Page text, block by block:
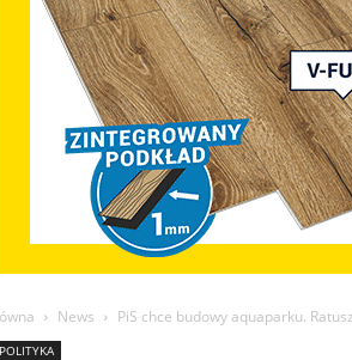
News PiS chce budowy aquaparku.
POLITYKA